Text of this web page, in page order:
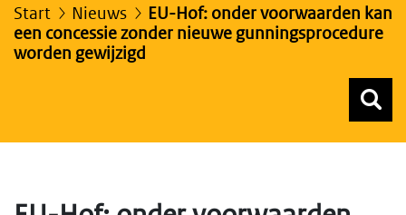
Start Nieuws
EU-Hof: onder voorwaarden kan
een concessie zonder nieuwe gunningsprocedure
worden gewijzigd